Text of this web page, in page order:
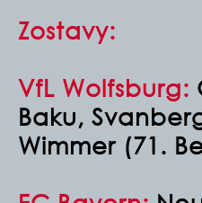
Zostavy:
VfL Wolfsburg:
Baku,
Wimmer (71.